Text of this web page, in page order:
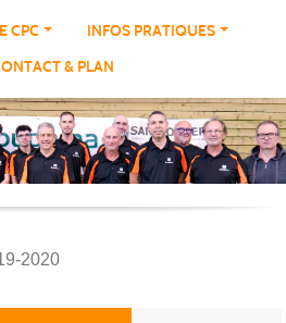
CPC
INFOS PRATIQUES
& PLAN
2020